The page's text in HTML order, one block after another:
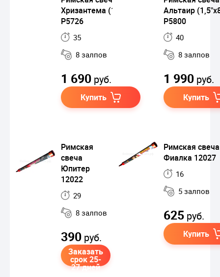
Хризантема (1,25"х8)
Р5726
35
8 залпов
1 690 руб.
Купить
Альтаир
Р5800
40
8 залпов
1 990 руб.
Купить
Римская
свеча
Юпитер
12022
29
8 залпов
390 руб.
Заказать
срок 25-
27 дней
Римская свеча
Фиалка 12027
16
5 залпов
625 руб.
Купить